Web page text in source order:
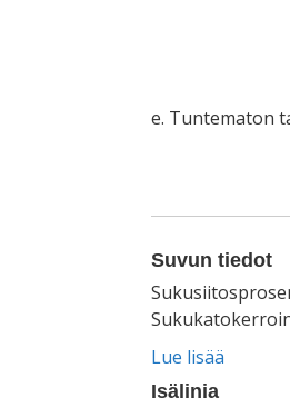
e. Tuntematon
Suvun tiedot
Lue lisää
Isälinja